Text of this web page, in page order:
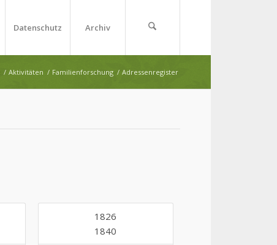
Datenschutz Archiv
/ Aktivitäten / Familienforschung / Adressenregister
1826
1840